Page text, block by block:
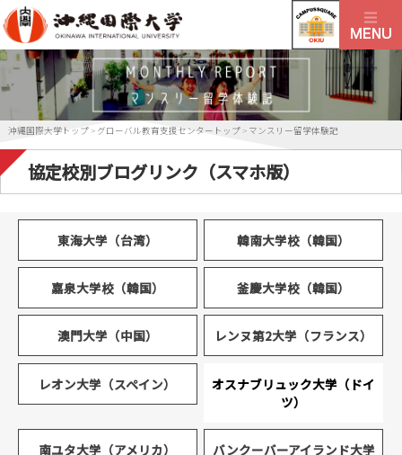
沖縄国際大学トップ > グローバル教育支援センタートップ > マンスリー留学体験記
協定校別ブログリンク（スマホ版）
東海大学（台湾） 韓南大学校（韓国）
嘉泉大学校（韓国） 釜慶大学校（韓国）
澳門大学（中国） レンヌ第2大学（フランス）
レオン大学（スペイン）
オスナブリュック大学（ドイ
ツ）
南ユタ大学（アメリカ）
バンクーバーアイランド大学